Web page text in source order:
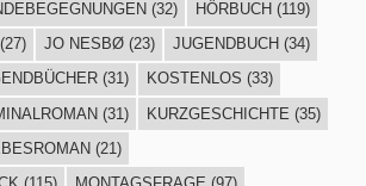
(32) HÖRBUCH (119)
(27) JO NESBØ(23) JUGENDBUCH (34)
(31) KOSTENLOS (33)
(31) KURZGESCHICHTE (35)
(21)